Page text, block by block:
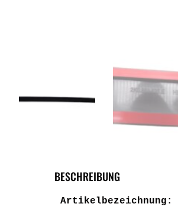
BESCHREIBUNG
Artikelbezeichnung: